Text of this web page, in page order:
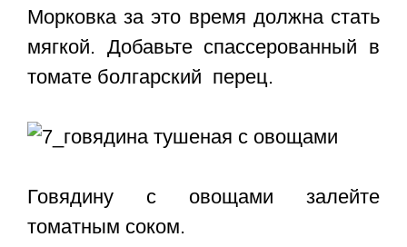
Морковка за это время должна стать
мягкой. Добавьте спассерованный в
томате болгарский перец.
Говядину с овощами залейте
томатным соком.